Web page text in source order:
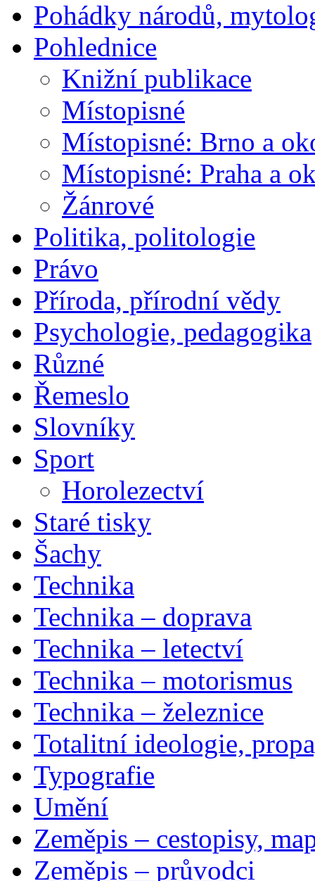
Pohádky národů,
Pohlednice
Knižní publikace
Místopisné
Místopisné: Brno a
Místopisné: Praha a
Žánrové
Politika, politologie
Právo
Příroda, přírodní vědy
Psychologie, pedagogika
Různé
Řemeslo
Slovníky
Sport
Horolezectví
Staré tisky
Šachy
Technika
Technika – doprava
Technika – letectví
Technika – motorismus
Technika – železnice
Totalitní ideologie,
Typografie
Umění
Zeměpis – cestopisy,
Zeměpis – průvodci